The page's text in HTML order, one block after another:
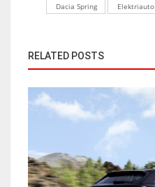
Dacia Spring Elektriauto
RELATED POSTS